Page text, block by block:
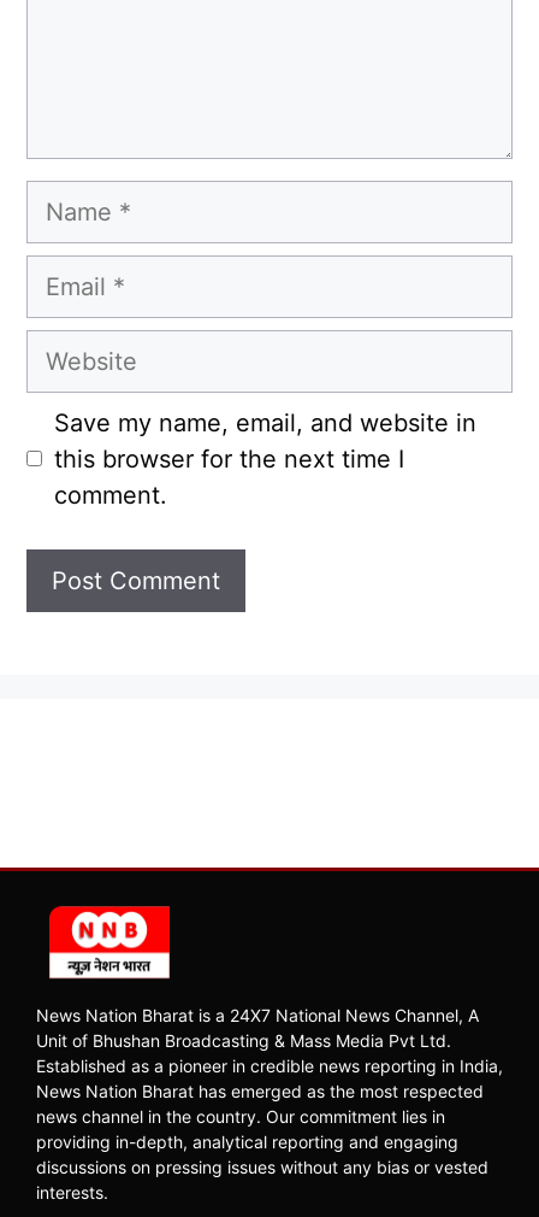
Name
Email
Website
Save my name, email, and website in
this browser for the next time I
comment.
News Nation Bharat is a 24X7 National News Channel, A
Unit of Bhushan Broadcasting & Mass Media Pvt Ltd.
Established as a pioneer in credible news reporting in India,
News Nation Bharat has emerged as the most respected
news channel in the country. Our commitment lies in
providing in-depth, analytical reporting and engaging
discussions on pressing issues without any bias or vested
interests.